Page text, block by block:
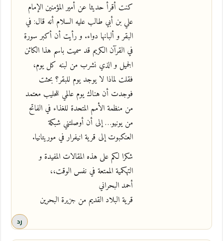
كنت أقرأ حديثا عن أمير المؤمنين الإمام
علي بن أبي طالب عليه السلام أنه قال: في
البقر و ألبانها دواء. و رأيت أن أكبر سورة
في القرآن الكريم قد سميت باسم هذا الكائن
الجميل و الذي نشرب من لبنه كل يوم،
فقلت لماذا لا يوجد يوم للبقر؟ بحثت
فوجدت أن هناك يوم عالمي للحليب معتمد
من منظمة الأمم المتحدة للغذاء في الفاتح
من يونيو… إلى أن أوصلتني شبكة
العنكبوت إلى قرية انيفرار في موريتانيا.
شكرا لكم على هذه المقالات المفيدة و
التهكمية الممتعة في نفس الوقت،،
أحمد البحراني
قرية البلاد القديم من جزيرة البحرين
رد